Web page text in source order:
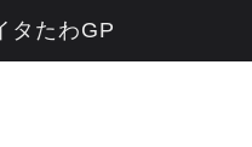
タたわGP